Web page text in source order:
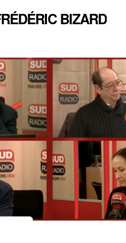
BIZARD